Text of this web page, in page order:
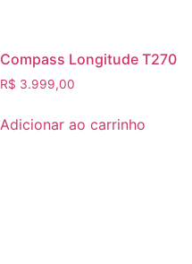
Compass Longitude T270
R$ 3.999,00
Adicionar ao carrinho